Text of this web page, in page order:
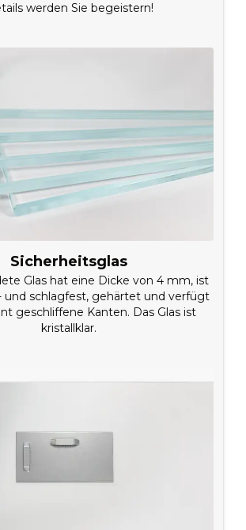
werden Sie begeistern!
Sicherheitsglas
Glas hat eine Dicke von 4 mm, ist
und schlagfest, gehärtet und verfügt
geschliffene Kanten. Das Glas ist
kristallklar.